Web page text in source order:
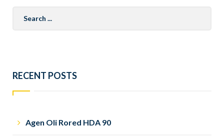
for:
RECENT POSTS
Agen Oli Rored HDA 90